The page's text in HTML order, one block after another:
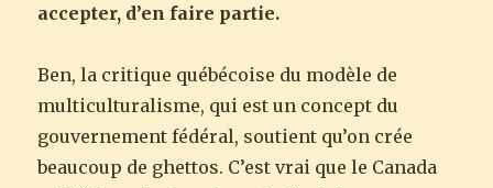
accepter, d’en faire partie.
Ben, la critique québécoise du modèle de
multiculturalisme, qui est un concept du
gouvernement fédéral, soutient qu’on crée
beaucoup de ghettos. C’est vrai que le Canada